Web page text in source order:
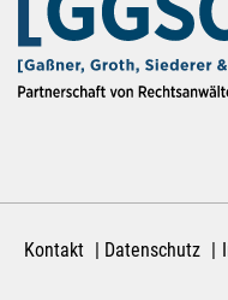
Kontakt Datenschutz